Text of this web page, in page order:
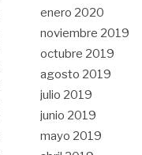
enero 2020
noviembre 2019
octubre 2019
agosto 2019
julio 2019
junio 2019
mayo 2019